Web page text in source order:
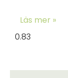
Läs mer »